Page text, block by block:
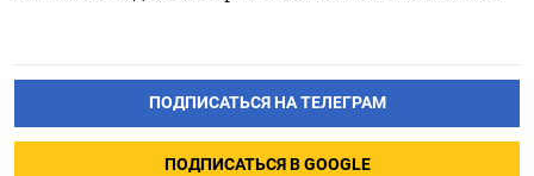
ПОДПИСАТЬСЯ НА ТЕЛЕГРАМ
ПОДПИСАТЬСЯ В GOOGLE